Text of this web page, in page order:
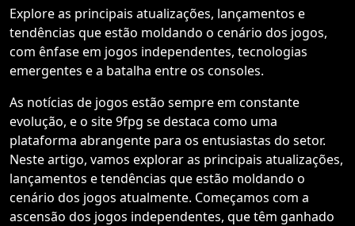
Explore as principais atualizações, lançamentos e
tendências que estão moldando o cenário dos jogos,
com ênfase em jogos independentes, tecnologias
emergentes e a batalha entre os consoles.
As notícias de jogos estão sempre em constante
evolução, e o site 9fpg se destaca como uma
plataforma abrangente para os entusiastas do setor.
Neste artigo, vamos explorar as principais atualizações,
lançamentos e tendências que estão moldando o
cenário dos jogos atualmente. Começamos com a
ascensão dos jogos independentes, que têm ganhado